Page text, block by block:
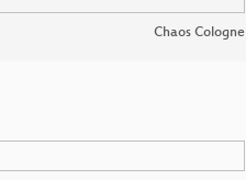
Chaos Cologne